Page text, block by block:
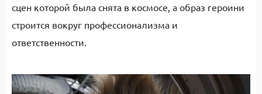
сцен которой была снята в космосе, а образ героини
строится вокруг профессионализма и
ответственности.